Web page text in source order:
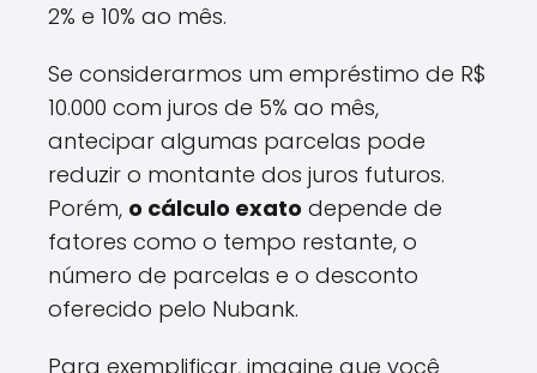
2% e 10% ao mês.
Se considerarmos um empréstimo de R$
10.000 com juros de 5% ao mês,
antecipar algumas parcelas pode
reduzir o montante dos juros futuros.
Porém, o cálculo exato depende de
fatores como o tempo restante, o
número de parcelas e o desconto
oferecido pelo Nubank.
Para exemplificar, imagine que você